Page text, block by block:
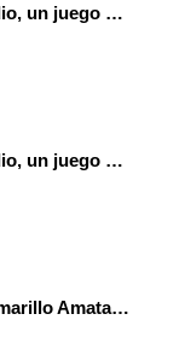
Programa con OctoStudio, un juego de disparos contra Zombies con un cargador basado en el House of the dead
Programa con OctoStudio, un juego homenajeando al House of the dead con Zombies
Pimpinela de cinturón amarillo Amata phegea (Linnaeus, 1758)